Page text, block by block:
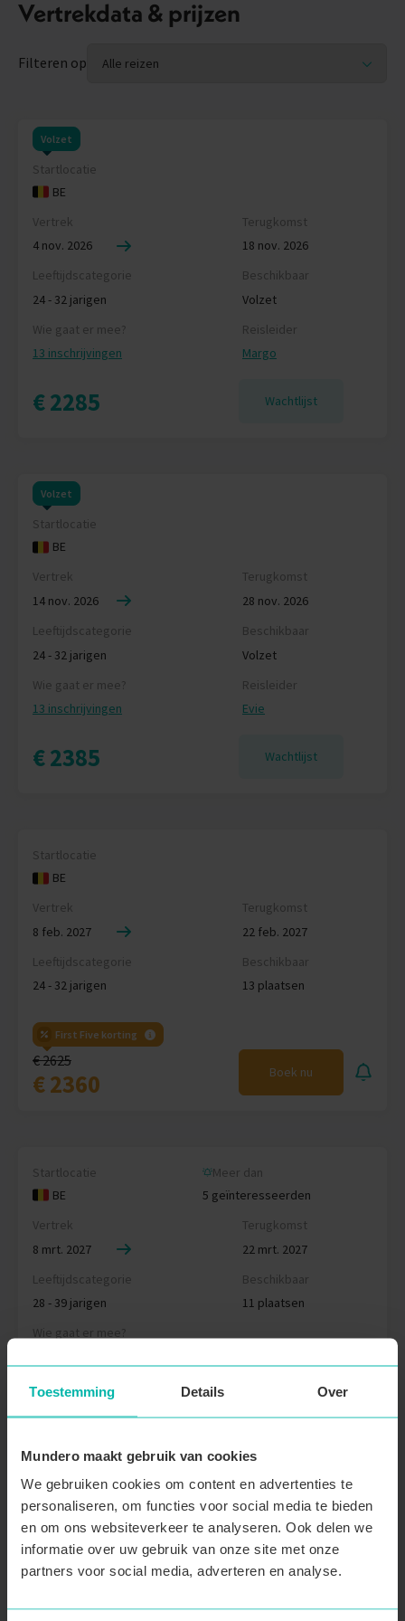
Toestemming Details Over
Mundero maakt gebruik van cookies
We gebruiken cookies om content en advertenties te
personaliseren, om functies voor social media te bieden
en om ons websiteverkeer te analyseren. Ook delen we
informatie over uw gebruik van onze site met onze
partners voor social media, adverteren en analyse.
Vertrekdata & prijzen
Filteren op
Volzet
Startlocatie
BE
Vertrek
4 nov. 2026
Terugkomst
18 nov. 2026
Leeftijdscategorie
24 - 32 jarigen
Beschikbaar
Volzet
Wie gaat er mee?
13 inschrijvingen
Reisleider
Margo
€ 2285 Wachtlijst
Volzet
Startlocatie
BE
Vertrek
14 nov. 2026
Terugkomst
28 nov. 2026
Leeftijdscategorie
24 - 32 jarigen
Beschikbaar
Volzet
Wie gaat er mee?
13 inschrijvingen
Reisleider
Evie
€ 2385 Wachtlijst
Startlocatie
BE
Vertrek
8 feb. 2027
Terugkomst
22 feb. 2027
Leeftijdscategorie
24 - 32 jarigen
Beschikbaar
13 plaatsen
First Five korting
€ 2625
€ 2360 Boek nu
Startlocatie
BE
Meer dan
5 geïnteresseerden
Vertrek
8 mrt. 2027
Terugkomst
22 mrt. 2027
Leeftijdscategorie
28 - 39 jarigen
Beschikbaar
11 plaatsen
Wie gaat er mee?
First Five korting
€ 2285
€ 2145
Inbegrepen in de prijs
Retourvlucht naar Nicaragua
Lokaal transport